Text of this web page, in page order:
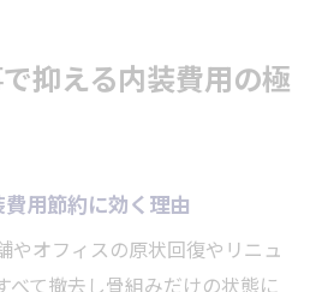
せるポイントを解説
ケルトン工事チェックポイ
抑える内装費用の極
用節約に効く理由
やオフィスの原状回復やリニュ
べて撤去し骨組みだけの状態に